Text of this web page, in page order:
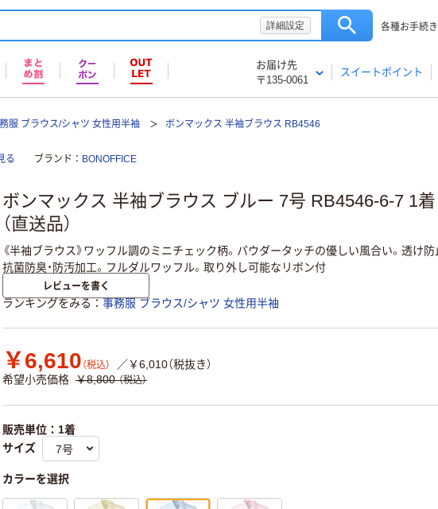
詳細設定 各種お手続き
お届け先
〒135-0061
スイートポイント
服 ブラウス/シャツ 女性用半袖 ボンマックス 半袖ブラウス RB4546
る ブランド BONOFFICE
ボンマックス 半袖ブラウス ブルー 7号 RB4546-6-7 1着
（直送品）
《半袖ブラウス》ワッフル調のミニチェック柄。パウダータッチの優しい風合い。透け防
抗菌防臭・防汚加工。フルダルワッフル。取り外し可能なリボン付
レビューを書く
ランキングをみる 事務服 ブラウス/シャツ 女性用半袖
￥6,610 （税込）
／￥6,010（税抜き）
希望小売価格 ￥8,800 （税込）
販売単位：1着
サイズ
カラーを選択